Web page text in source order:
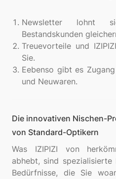
Newsletter lohnt
Bestandskunden
Treuevorteile und
Sie.
Eebenso gibt es
und Neuwaren.
Die innovativen Nischen-
von Standard-Optikern
Was IZIPIZI von
abhebt, sind
Bedürfnisse, die Sie